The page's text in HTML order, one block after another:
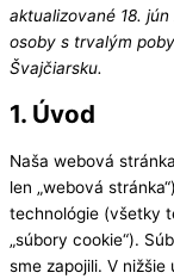
aktualizované 18.
osoby s trvalým
Švajčiarsku.
1. Úvod
Naša webová
len „webová
technológie (všetky
„súbory cookie“).
sme zapojili. V